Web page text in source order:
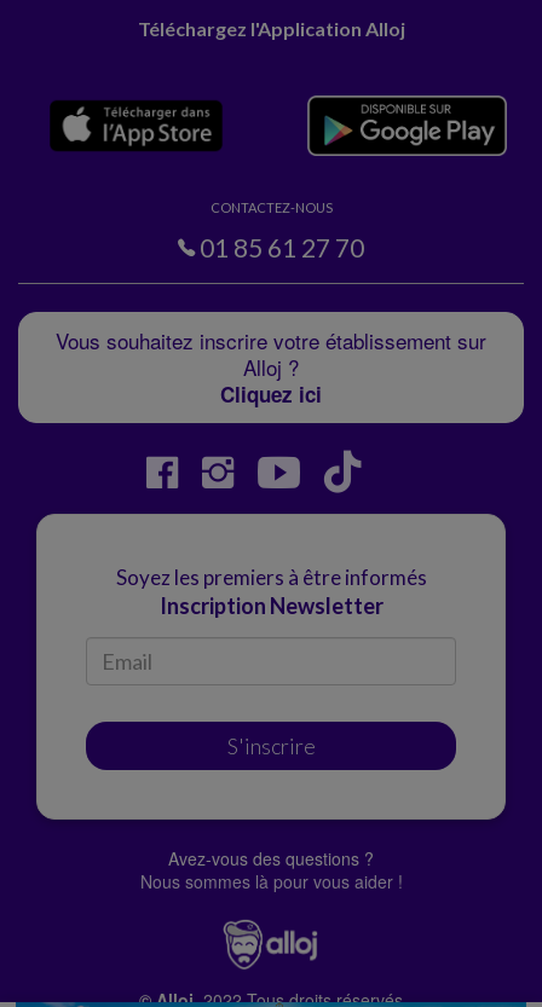
Téléchargez l'Application Alloj
CONTACTEZ-NOUS
01 85 61 27 70
Vous souhaitez inscrire votre établissement sur
Alloj ?
Cliquez ici
Soyez les premiers à être informés
Inscription Newsletter
S'inscrire
Avez-vous des questions ?
Nous sommes là pour vous aider !
© Alloj.2022 Tous droits réservés